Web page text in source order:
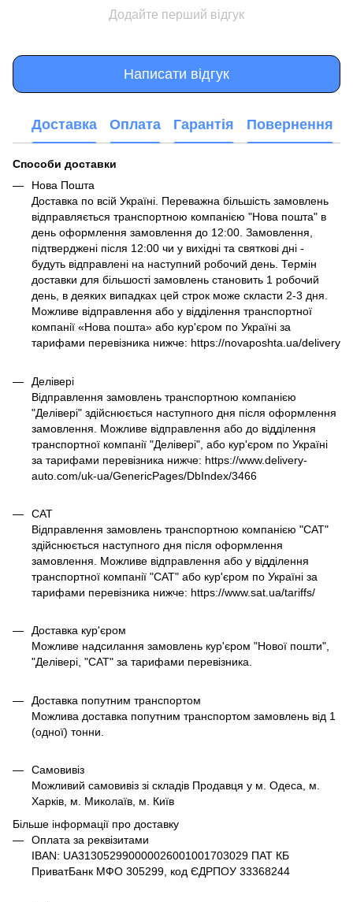
Додайте перший відгук
Написати відгук
Доставка Оплата Гарантія Повернення
Способи доставки
Нова Пошта
Доставка по всій Україні. Переважна більшість замовлень
відправляється транспортною компанією "Нова пошта" в
день оформлення замовлення до 12:00. Замовлення,
підтверджені після 12:00 чи у вихідні та святкові дні -
будуть відправлені на наступний робочий день. Термін
доставки для більшості замовлень становить 1 робочий
день, в деяких випадках цей строк може скласти 2-3 дня.
Можливе відправлення або у відділення транспортної
компанії «Нова пошта» або кур'єром по Україні за
тарифами перевізника нижче: https://novaposhta.ua/delivery
Делівері
Відправлення замовлень транспортною компанією
"Делівері" здійснюється наступного дня після оформлення
замовлення. Можливе відправлення або до відділення
транспортної компанії "Делівері", або кур'єром по Україні
за тарифами перевізника нижче: https://www.delivery-
auto.com/uk-ua/GenericPages/DbIndex/3466
САТ
Відправлення замовлень транспортною компанією "САТ"
здійснюється наступного дня після оформлення
замовлення. Можливе відправлення або у відділення
транспортної компанії "САТ" або кур'єром по Україні за
тарифами перевізника нижче: https://www.sat.ua/tariffs/
Доставка кур'єром
Можливе надсилання замовлень кур'єром "Нової пошти",
"Делівері, "САТ" за тарифами перевізника.
Доставка попутним транспортом
Можлива доставка попутним транспортом замовлень від 1
(одної) тонни.
Самовивіз
Можливий самовивіз зі складів Продавця у м. Одеса, м.
Харків, м. Миколаїв, м. Київ
Більше інформації про доставку
Оплата за реквізитами
IBAN: UA313052990000026001001703029 ПАТ КБ
ПриватБанк МФО 305299, код ЄДРПОУ 33368244